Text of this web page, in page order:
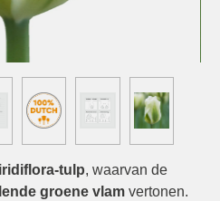
tulp, waarvan de
groene vlam vertonen.